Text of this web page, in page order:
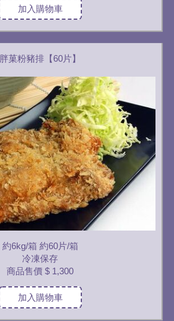
加入購物車
胖菓粉豬排【60片】
約6kg/箱 約60片/箱
冷凍保存
商品售價 $ 1,300
加入購物車